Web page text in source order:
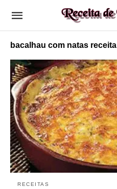
bacalhau com natas receita
RECEITAS